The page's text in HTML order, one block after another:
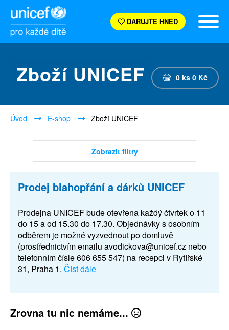
DARUJTE HNED
Zboží UNICEF 0 ks 0 Kč
Úvod E-shop Zboží UNICEF
Zobrazit filtry
Prodej blahopřání a dárků UNICEF
Prodejna UNICEF bude otevřena každý čtvrtek o 11
do 15 a od 15.30 do 17.30. Objednávky s osobním
odběrem je možné vyzvednout po domluvě
(prostřednictvím emailu avodickova@unicef.cz nebo
telefonním čísle 606 655 547) na recepci v Rytířské
31, Praha 1. Číst dále
Zrovna tu nic nemáme...